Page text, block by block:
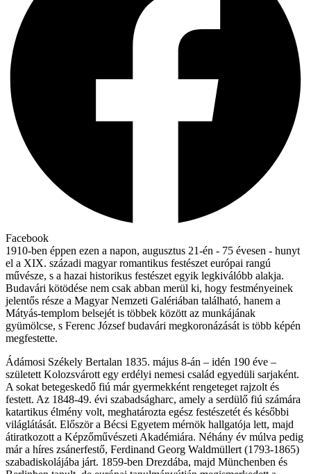
Facebook
1910-ben éppen ezen a napon, augusztus 21-én - 75 évesen - hunyt
el a XIX. századi magyar romantikus festészet európai rangú
művésze, s a hazai historikus festészet egyik legkiválóbb alakja.
Budavári kötödése nem csak abban merül ki, hogy festményeinek
jelentős része a Magyar Nemzeti Galériában található, hanem a
Mátyás-templom belsejét is többek között az munkájának
gyümölcse, s Ferenc József budavári megkoronázását is több képén
megfestette.
Ádámosi Székely Bertalan 1835. május 8-án – idén 190 éve –
született Kolozsvárott egy erdélyi nemesi család egyedüli sarjaként.
A sokat betegeskedő fiú már gyermekként rengeteget rajzolt és
festett. Az 1848-49. évi szabadságharc, amely a serdülő fiú számára
katartikus élmény volt, meghatározta egész festészetét és későbbi
világlátását. Először a Bécsi Egyetem mérnök hallgatója lett, majd
átiratkozott a Képzőművészeti Akadémiára. Néhány év múlva pedig
már a híres zsánerfestő, Ferdinand Georg Waldmüllert (1793-1865)
szabadiskolájába járt. 1859-ben Drezdába, majd Münchenben és